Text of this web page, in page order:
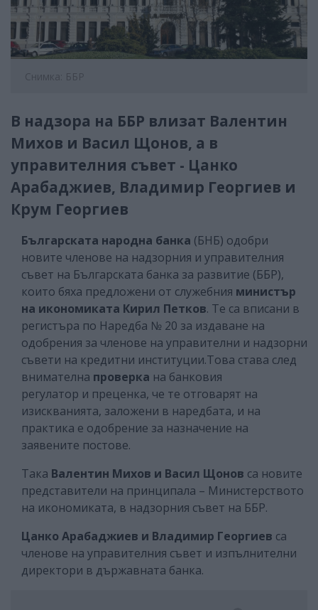
Снимка: ББР
В надзора на ББР влизат Валентин
Михов и Васил Щонов, а в
управителния съвет - Цанко
Арабаджиев, Владимир Георгиев и
Крум Георгиев
Българската народна банка (БНБ) одобри
новите членове на надзорния и управителния
съвет на Българската банка за развитие (ББР),
които бяха предложени от служебния министър
на икономиката Кирил Петков. Те са вписани в
регистъра по Наредба № 20 за издаване на
одобрения за членове на управителни и надзорни
съвети на кредитни институции.Това става след
внимателна проверка на банковия
регулатор и преценка, че те отговарят на
изискванията, заложени в наредбата, и на
практика е одобрение за назначение на
заявените постове.
Така Валентин Михов и Васил Щонов са новите
представители на принципала – Министерството
на икономиката, в надзорния съвет на ББР.
Цанко Арабаджиев и Владимир Георгиев са
членове на управителния съвет и изпълнителни
директори в държавната банка.